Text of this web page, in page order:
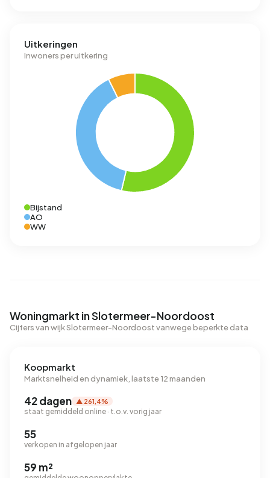
Uitkeringen
Inwoners per uitkering
Bijstand
AO
WW
Woningmarkt in Slotermeer-Noordoost
Cijfers van wijk Slotermeer-Noordoost vanwege beperkte data
Koopmarkt
Marktsnelheid en dynamiek, laatste 12 maanden
42 dagen ▲ 261,4%
staat gemiddeld online · t.o.v. vorig jaar
55
verkopen in afgelopen jaar
59 m²